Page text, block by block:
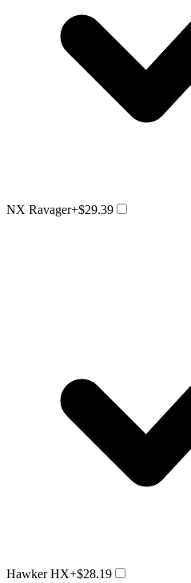
NX Ravager+$29.39
Hawker HX+$28.19